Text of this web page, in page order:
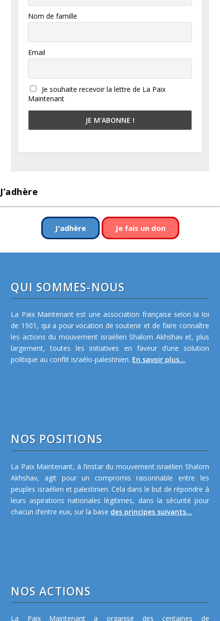
Nom de famille
Email
Je souhaite recevoir la lettre de La Paix
Maintenant
J’adhère
J'adhère Je fais un don
QUI SOMMES-NOUS
La Paix Maintenant est une association française selon la loi
de 1901, qui a pour vocation de soutenir et de faire connaître
les actions du mouvement israélien Shalom Akhshav et, plus
largement, toutes les initiatives en faveur d’une solution
politique au conflit israélo-palestinien. En savoir plus...
NOS POSITIONS
La Paix Maintenant, à l’instar du mouvement israélien Shalom
Akhshav, agit pour un compromis raisonnable entre les
peuples israélien et palestinien. Cela dans le but de répondre à
leurs aspirations nationales légitimes, dans la sécurité pour
chacun d’entre eux, sur la base des principes suivants...
NOS ACTIONS
La Paix Maintenant a organisé des centaines de